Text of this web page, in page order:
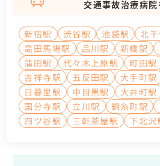
交通事故治療病院
新宿駅 渋谷駅 池袋駅 北
高田馬場駅
品川駅 新橋駅
蒲田駅
代々木上原駅 町田駅
吉祥寺駅
五反田駅 大手町駅
日暮里駅
中目黒駅 大井町駅
国分寺駅
立川駅 錦糸町駅
四ツ谷駅
三軒茶屋駅 下北沢